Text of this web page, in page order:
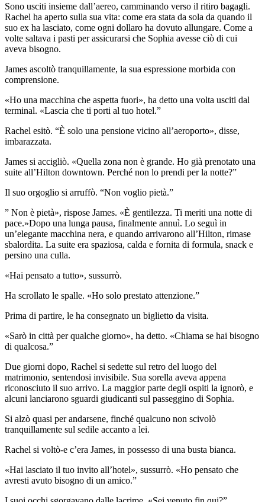
Sono usciti insieme dall’aereo, camminando verso il ritiro bagagli.
Rachel ha aperto sulla sua vita: come era stata da sola da quando il
suo ex ha lasciato, come ogni dollaro ha dovuto allungare. Come a
volte saltava i pasti per assicurarsi che Sophia avesse ciò di cui
aveva bisogno.
James ascoltò tranquillamente, la sua espressione morbida con
comprensione.
«Ho una macchina che aspetta fuori», ha detto una volta usciti dal
terminal. «Lascia che ti porti al tuo hotel.”
Rachel esitò. “È solo una pensione vicino all’aeroporto», disse,
imbarazzata.
James si accigliò. «Quella zona non è grande. Ho già prenotato una
suite all’Hilton downtown. Perché non lo prendi per la notte?”
Il suo orgoglio si arruffò. “Non voglio pietà.”
” Non è pietà», rispose James. «È gentilezza. Ti meriti una notte di
pace.»Dopo una lunga pausa, finalmente annuì. Lo seguì in
un’elegante macchina nera, e quando arrivarono all’Hilton, rimase
sbalordita. La suite era spaziosa, calda e fornita di formula, snack e
persino una culla.
«Hai pensato a tutto», sussurrò.
Ha scrollato le spalle. «Ho solo prestato attenzione.”
Prima di partire, le ha consegnato un biglietto da visita.
«Sarò in città per qualche giorno», ha detto. «Chiama se hai bisogno
di qualcosa.”
Due giorni dopo, Rachel si sedette sul retro del luogo del
matrimonio, sentendosi invisibile. Sua sorella aveva appena
riconosciuto il suo arrivo. La maggior parte degli ospiti la ignorò, e
alcuni lanciarono sguardi giudicanti sul passeggino di Sophia.
Si alzò quasi per andarsene, finché qualcuno non scivolò
tranquillamente sul sedile accanto a lei.
Rachel si voltò-e c’era James, in possesso di una busta bianca.
«Hai lasciato il tuo invito all’hotel», sussurrò. «Ho pensato che
avresti avuto bisogno di un amico.”